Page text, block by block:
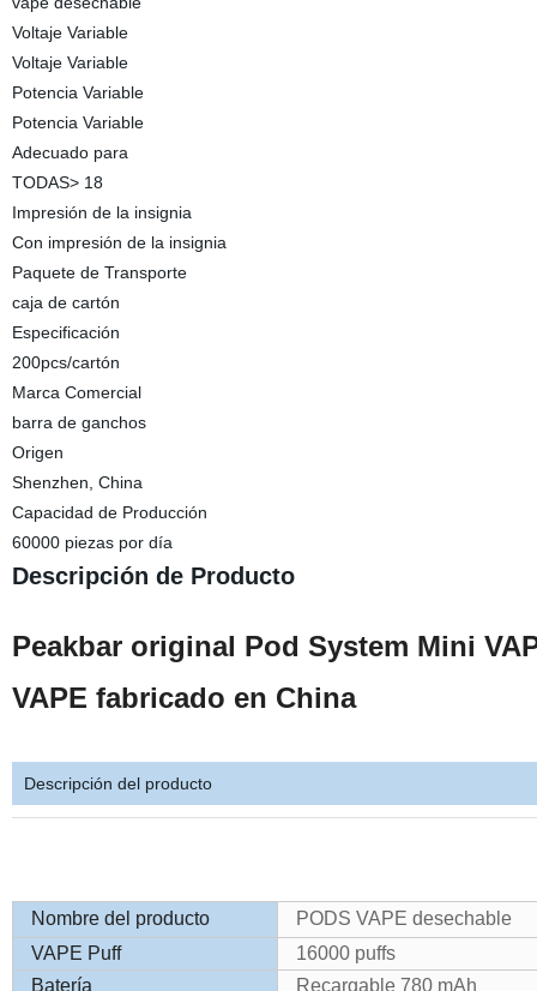
Voltaje Variable
Voltaje Variable
Potencia Variable
Potencia Variable
Adecuado para
TODAS> 18
Impresión de la insignia
Con impresión de la insignia
Paquete de Transporte
caja de cartón
Especificación
200pcs/cartón
Marca Comercial
barra de ganchos
Origen
Shenzhen, China
Capacidad de Producción
60000 piezas por día
Descripción de Producto
Peakbar original Pod System Mini
VAPE fabricado en China
Descripción del producto
Nombre del producto
PODS VAPE desechable
VAPE Puff
16000 puffs
Batería
Recargable 780 mAh